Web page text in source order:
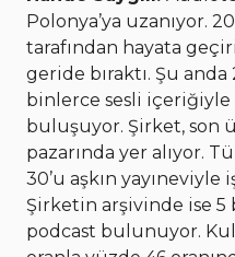
Polonya’ya uzanıyor.
tarafından hayata
geride bıraktı. Şu
binlerce sesli içeriğiyle
buluşuyor. Şirket, son
pazarında yer alıyor.
30’u aşkın
Şirketin arşivinde ise 5
podcast bulunuyor.